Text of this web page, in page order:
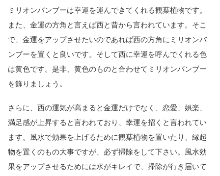
ミリオンバンブーは幸運を運んできてくれる観葉植物です。
また、金運の方角と言えば西と昔から言われています。そこ
で、金運をアップさせたいのであれば西の方角にミリオンバ
ンブーを置くと良いです。そして西に幸運を呼んでくれる色
は黄色です。是非、黄色のものと合わせてミリオンバンブー
を飾りましょう。
さらに、西の運気が高まると金運だけでなく、恋愛、娯楽、
満足感が上昇すると言われており、幸運を招くと言われてい
ます。風水で効果を上げるために観葉植物を置いたり、縁起
物を置くのもの大事ですが、必ず掃除をして下さい。風水効
果をアップさせるためには水がキレイで、掃除が行き届いて